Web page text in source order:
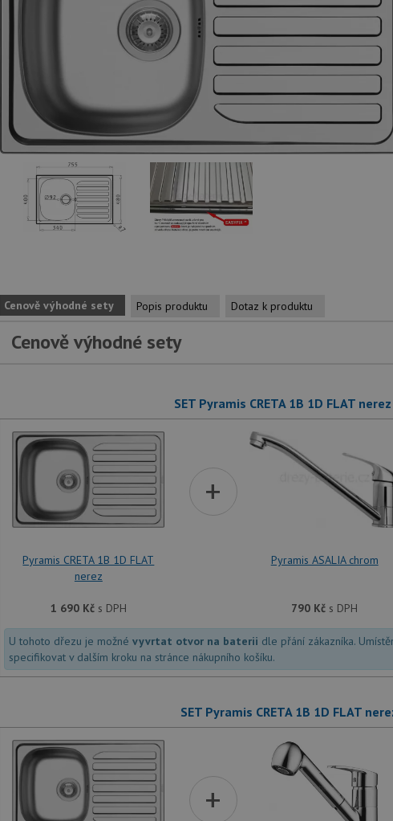
Cenově výhodné sety Popis produktu Dotaz k produktu
Cenově výhodné sety
SET Pyramis CRETA 1B 1D FLAT
Pyramis CRETA 1B 1D FLAT
nerez
1 690 Kčs DPH
+
Pyramis ASALIA chrom
790 Kč s DPH
U tohoto dřezu je možné vyvrtat otvor na baterii dle přání zákazníka.
specifikovat v dalším kroku na stránce nákupního košíku.
SET Pyramis CRETA 1B 1D FLAT
+